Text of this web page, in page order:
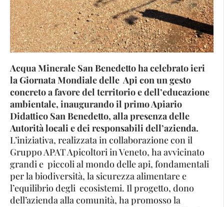
Acqua Minerale San Benedetto ha celebrato ieri
la Giornata Mondiale delle Api con un gesto
concreto a favore del territorio e dell’educazione
ambientale, inaugurando il primo Apiario
Didattico San Benedetto, alla presenza delle
Autorità locali e dei responsabili dell’azienda.
L’iniziativa, realizzata in collaborazione con il
Gruppo APAT Apicoltori in Veneto, ha avvicinato
grandi e piccoli al mondo delle api, fondamentali
per la biodiversità, la sicurezza alimentare e
l’equilibrio degli ecosistemi. Il progetto, dono
dell’azienda alla comunità, ha promosso la